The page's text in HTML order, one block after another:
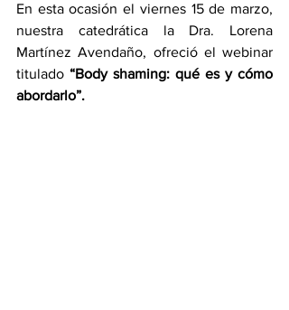
En esta ocasión el viernes 15 de marzo,
nuestra catedrática la Dra. Lorena
Martínez Avendaño, ofreció el webinar
titulado “Body shaming: qué es y cómo
abordarlo”.